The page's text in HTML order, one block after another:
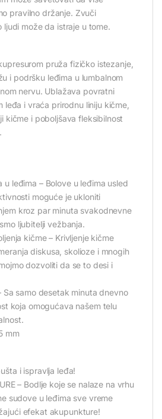
pravilno držanje. Zvuči
ljudi može da istraje u tome.
pruža fizičko istezanje,
i podršku leđima u lumbalnom
nervu. Ublažava povratni
leđa i vraća prirodnu liniju kičme,
kičme i poboljšava fleksibilnost
u leđima – Bolove u leđima usled
moguće je ukloniti
kroz par minuta svakodnevne
ljubitelji vežbanja.
kičme – Krivljenje kičme
diskusa, skolioze i mnogih
dozvoliti da se to desi i
Sa samo desetak minuta dnevno
koja omogućava našem telu
mm
i ispravlja leđa!
– Bodlje koje se nalaze na vrhu
sudove u leđima sve vreme
efekat akupunkture!